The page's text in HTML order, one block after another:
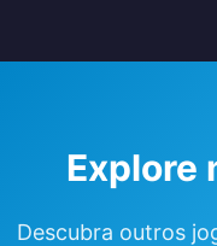
Explore
Descubra outros